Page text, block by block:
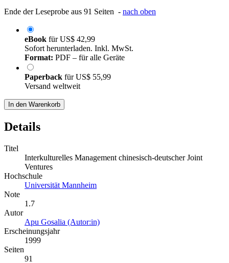
Ende der Leseprobe aus 91 Seiten - nach oben
eBook fürUS$ 42,99
Sofort herunterladen. Inkl. MwSt.
Format: PDF – für alle Geräte
Paperback fürUS$ 55,99
Versand weltweit
In den Warenkorb
Details
Titel
Interkulturelles Management chinesisch-deutscher Joint
Ventures
Hochschule
Universität Mannheim
Note
1.7
Autor
Apu Gosalia (Autor:in)
Erscheinungsjahr
1999
Seiten
91